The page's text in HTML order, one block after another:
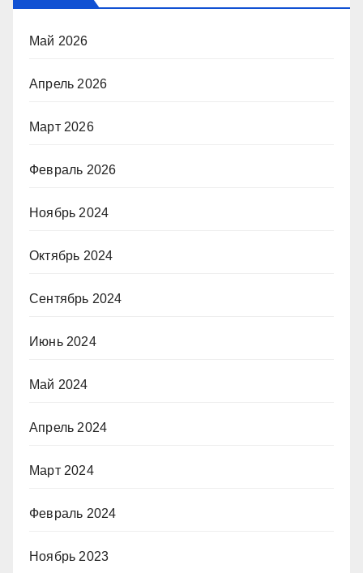
Май 2026
Апрель 2026
Март 2026
Февраль 2026
Ноябрь 2024
Октябрь 2024
Сентябрь 2024
Июнь 2024
Май 2024
Апрель 2024
Март 2024
Февраль 2024
Ноябрь 2023